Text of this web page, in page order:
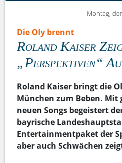
Montag,
Die Oly brennt
Roland Kaiser
„Perspektiven“
Roland Kaiser bringt die
München zum Beben. Mit
neuen Songs begeistert
bayrische
Entertainmentpaket der
aber auch Schwächen